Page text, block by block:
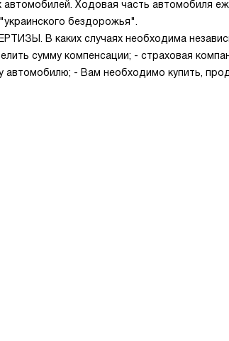
автомобилей. Ходовая часть автомобиля
бездорожья".
В каких случаях необходима
сумму компенсации; - страховая
- Вам необходимо купить,